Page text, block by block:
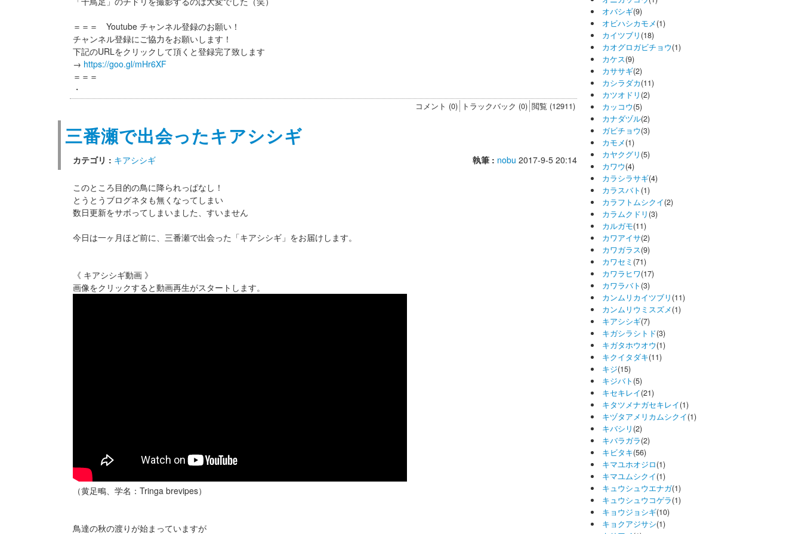
＝＝＝ Youtube チャンネル登録のお願い！
チャンネル登録にご協力をお願いします！
下記のURLをクリックして頂くと登録完了致します
→ https://goo.gl/mHr6XF
＝＝＝
・
コメント (0) トラックバック (0) 閲覧 (12911)
三番瀬で出会ったキアシシギ
カテゴリ : キアシシギ 執筆 : nobu 2017-9-5 20:14
このところ目的の鳥に降られっぱなし！
とうとうブログネタも無くなってしまい
数日更新をサボってしまいました、すいません
今日は一ヶ月ほど前に、三番瀬で出会った「キアシシギ」をお届けします。
《 キアシシギ動画 》
画像をクリックすると動画再生がスタートします。
（黄足鴫、学名：Tringa brevipes）
鳥達の秋の渡りが始まっていますが
オバシギ(9)
オビハシカモメ(1)
カイツブリ (18)
カオグロガビチョウ(1)
カケス(9)
カササギ(2)
カシラダカ(11)
カツオドリ (2)
カッコウ(5)
カナダヅル(2)
ガビチョウ(3)
カモメ(1)
カヤクグリ (5)
カワウ(4)
カラシラサギ(4)
カラスバト (1)
カラフトムシクイ(2)
カラムクドリ (3)
カルガモ(11)
カワアイサ(2)
カワガラス(9)
カワセミ (71)
カワラヒワ(17)
カワラバト (3)
カンムリカイツブリ (11)
カンムリウミスズメ(1)
キアシシギ(7)
キガシラシトド(3)
キガタホウオウ(1)
キクイタダキ(11)
キジ(15)
キジバト (5)
キセキレイ(21)
キタツメナガセキレイ(1)
キヅタアメリカムシクイ(1)
キバシリ (2)
キバラガラ(2)
キビタキ(56)
キマユホオジロ(1)
キマユムシクイ(1)
キュウシュウエナガ(1)
キュウシュウコゲラ(1)
キョウジョシギ(10)
キョクアジサシ(1)